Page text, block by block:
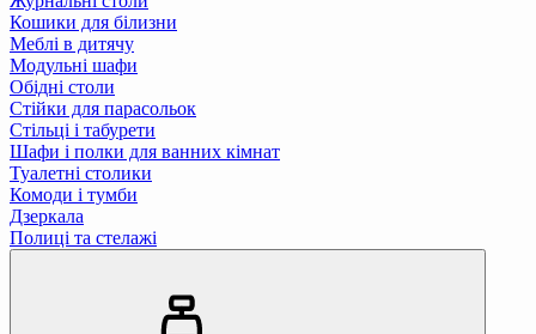
Кошики для білизни
Меблі в дитячу
Модульні шафи
Обідні столи
Стійки для парасольок
Стільці і табурети
Шафи і полки для ванних кімнат
Туалетні столики
Комоди і тумби
Дзеркала
Полиці та стелажі